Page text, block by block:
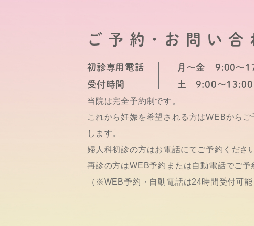
ご予約･お問い合
初診専用電話
受付時間
月～金 9:00～
土 9:00～13:00
当院は完全予約制です。
これから妊娠を希望される方はWEBからご
します。
婦人科初診の方はお電話にてご予約くださ
再診の方はWEB予約または自動電話でご予
（※WEB予約・自動電話は24時間受付可能